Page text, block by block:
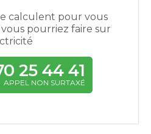
calculent pour vous
pourriez faire sur
25 44 41
APPEL NON SURTAXÉ